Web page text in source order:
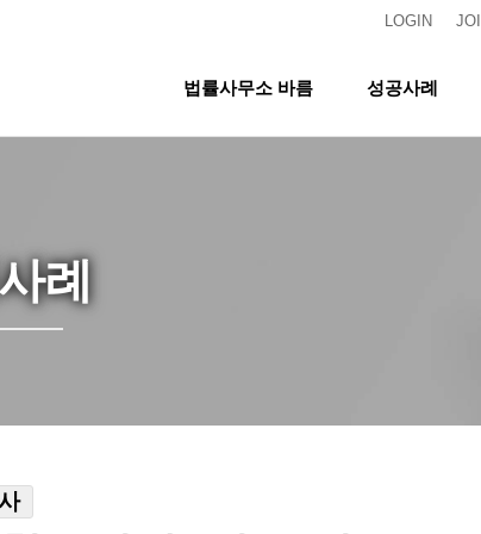
LOGIN
법률사무소 바름 성공사례
례